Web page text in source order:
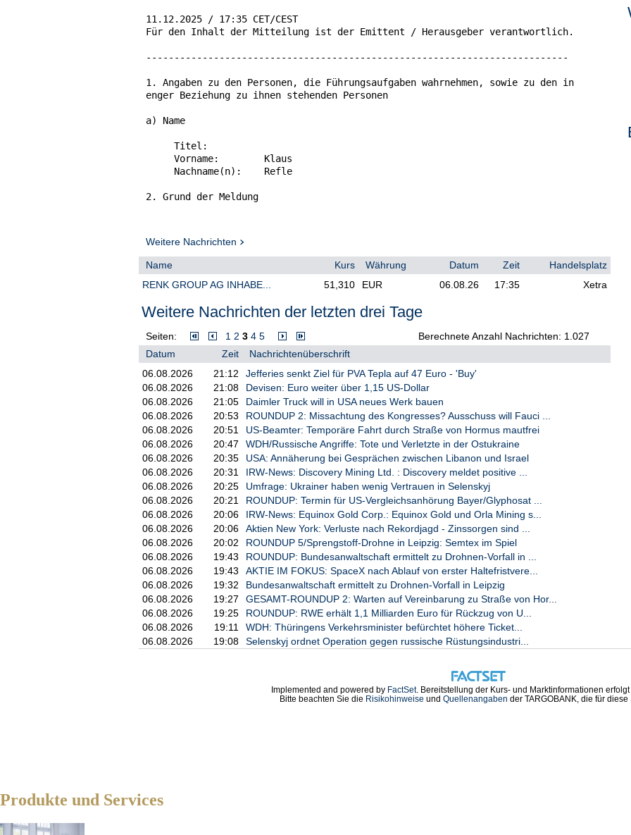
11.12.2025 / 17:35 CET/CEST
Für den Inhalt der Mitteilung ist der Emittent / Herausgeber verantwortlich.
---------------------------------------------------------------------------
1. Angaben zu den Personen, die Führungsaufgaben wahrnehmen, sowie zu den in
enger Beziehung zu ihnen stehenden Personen
a) Name
     Titel:
     Vorname:        Klaus
     Nachname(n):    Refle
2. Grund der Meldung
     Position:    Aufsichtsrat
b) Erstmeldung
zur Versteigerungsplattform, zum Versteigerer oder zur Auktionsaufsicht
a) Name
     RENK Group AG
b) LEI
     894500H8CNSZ53EI6K63
4. Angaben zum Geschäft/zu den Geschäften
a) Beschreibung des Finanzinstruments, Art des Instruments, Kennung
     Art:     Aktie
     ISIN:    DE000RENK730
b) Art des Geschäfts
     Verkauf
c) Preis(e) und Volumen
     Preis(e)       Volumen
     46,2250 EUR    20.107,88 EUR
d) Aggregierte Informationen
Weitere Nachrichten
Name Kurs Währung Datum Zeit
Handelsplatz
RENK GROUP AG INHABE...
51,310 EUR 06.08.26 17:35 Xetra
Weitere Nachrichten der letzten drei Tage
Seiten: 1 2 3 4 5
Berechnete Anzahl Nachrichten: 1.027
Datum
Zeit
Nachrichtenüberschrift
06.08.2026
21:12
Jefferies senkt Ziel für PVA Tepla auf 47 Euro - 'Buy'
06.08.2026
21:08
Devisen: Euro weiter über 1,15 US-Dollar
06.08.2026
21:05
Daimler Truck will in USA neues Werk bauen
06.08.2026
20:53
ROUNDUP 2: Missachtung des Kongresses? Ausschuss will Fauci ...
06.08.2026
20:51
US-Beamter: Temporäre Fahrt durch Straße von Hormus mautfrei
06.08.2026
20:47
WDH/Russische Angriffe: Tote und Verletzte in der Ostukraine
06.08.2026
20:35
USA: Annäherung bei Gesprächen zwischen Libanon und Israel
06.08.2026
20:31
IRW-News: Discovery Mining Ltd. : Discovery meldet positive ...
06.08.2026
20:25
Umfrage: Ukrainer haben wenig Vertrauen in Selenskyj
06.08.2026
20:21
ROUNDUP: Termin für US-Vergleichsanhörung Bayer/Glyphosat ...
06.08.2026
20:06
IRW-News: Equinox Gold Corp.: Equinox Gold und Orla Mining s...
06.08.2026
20:06
Aktien New York: Verluste nach Rekordjagd - Zinssorgen sind ...
06.08.2026
20:02
ROUNDUP 5/Sprengstoff-Drohne in Leipzig: Semtex im Spiel
06.08.2026
19:43
ROUNDUP: Bundesanwaltschaft ermittelt zu Drohnen-Vorfall in ...
06.08.2026
19:43
AKTIE IM FOKUS: SpaceX nach Ablauf von erster Haltefristvere...
06.08.2026
19:32
Bundesanwaltschaft ermittelt zu Drohnen-Vorfall in Leipzig
06.08.2026
19:27
GESAMT-ROUNDUP 2: Warten auf Vereinbarung zu Straße von Hor...
06.08.2026
19:25
ROUNDUP: RWE erhält 1,1 Milliarden Euro für Rückzug von U...
06.08.2026
19:11
WDH: Thüringens Verkehrsminister befürchtet höhere Ticket...
06.08.2026
19:08 Selenskyj ordnet Operation gegen russische Rüstungsindustri...
Implemented and powered by FactSet. Bereitstellung der Kurs- und Marktinformationen erfolgt
Bitte beachten Sie die Risikohinweise und Quellenangaben der TARGOBANK, die für diese
Produkte und Services